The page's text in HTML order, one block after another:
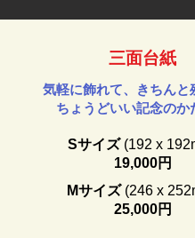
三面台紙
気軽に飾れて、きちんと
ちょうどいい記念のか
Sサイズ(192 x
19,000円
Mサイズ(246 x
25,000円